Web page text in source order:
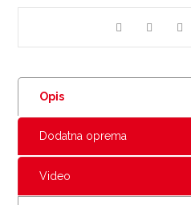
Opis
Dodatna oprema
Video